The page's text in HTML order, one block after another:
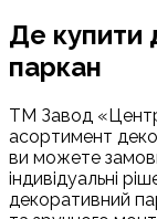
Де купити
паркан
ТМ Завод
асортимент
ви можете
індивідуальні
декоративний